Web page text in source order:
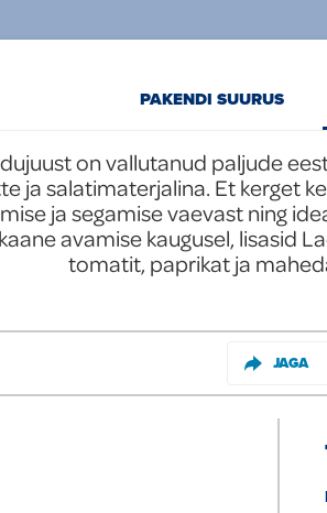
PAKENDI SUURUS
on vallutanud paljude
ja salatimaterjalina. Et kerget
ja segamise vaevast ning
avamise kaugusel, lisasid
tomatit, paprikat ja
JAGA